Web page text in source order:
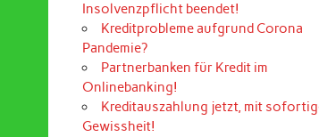
Insolvenzpflicht beendet!
Kreditprobleme aufgrund Corona
Pandemie?
Partnerbanken für Kredit im
Onlinebanking!
Kreditauszahlung jetzt, mit
Gewissheit!